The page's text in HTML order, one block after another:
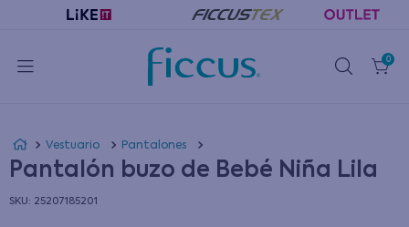
0
Vestuario Pantalones
Pantalón buzo de Bebé Niña Lila
: 25207185201